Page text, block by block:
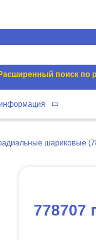
поиск по
шариковые
778707